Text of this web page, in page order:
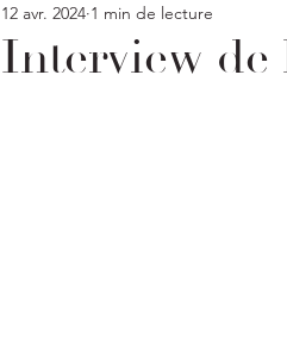
Interview
12 avr. 2024 1 min de lecture